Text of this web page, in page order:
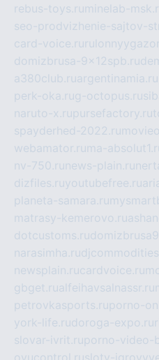
rebus-toys.ru minelab-
seo-prodvizhenie-sajtov-
card-voice.ru
domizbrusa-9x12spb.ru
a380club.ruargentinamia.ru
perk-oka.rug-octopus.ru
naruto-x.rupursefactory.ru
spayderhed-2022.ru
webamator.ru ma-
nv-750.ru news-plain.ru
dizfiles.ruyoutubefree.ru
planeta-samara.ru
matrasy-kemerovo.ru
dotcustoms.ru
narasimha.ru
newsplain.rucardvoice.ru
gbget.rualfeihavsalnassr.ru
petrovkasports.ruporno-
york-life.rudoroga-expo.ru
slovar-ivrit.ruporno-video-
ovucontrol.rusloty-